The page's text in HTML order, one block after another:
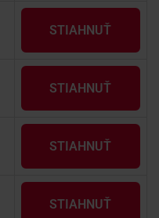
STIAHNUŤ
STIAHNUŤ
STIAHNUŤ
STIAHNUŤ